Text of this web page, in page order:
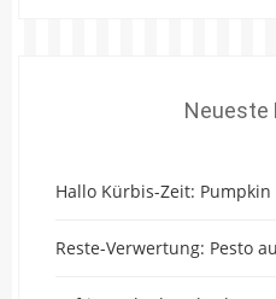
Neueste
Hallo Kürbis-Zeit:
Reste-Verwertung: Pesto